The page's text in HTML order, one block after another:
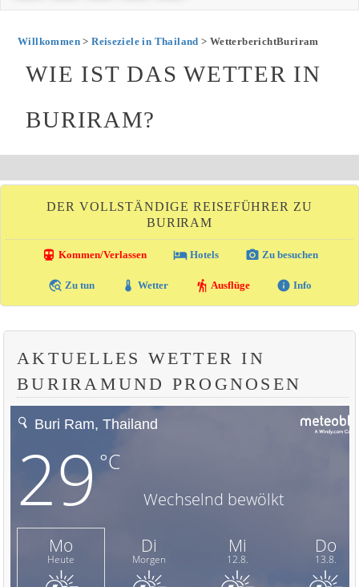
Willkommen>Reiseziele in Thailand > WetterberichtBuriram
WIE IST DAS WETTER IN
BURIRAM?
DER VOLLSTÄNDIGE REISEFÜHRER ZU
BURIRAM
directions_transit Kommen/Verlassen local_hotelHotels photo_camera Zu besuchen
travel_explore Zu tun thermostat Wetter hiking Ausflüge info Info
AKTUELLES WETTER IN
BURIRAMUND PROGNOSEN